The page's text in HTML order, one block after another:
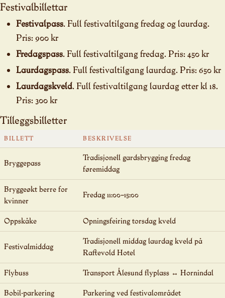
Festivalbillettar
Festivalpass. Full festivaltilgang fredag og laurdag.
Pris: 900 kr
Fredagspass. Full festivaltilgang fredag. Pris: 450 kr
Laurdagspass. Full festivaltilgang laurdag. Pris: 650 kr
Laurdagskveld. Full festivaltilgang laurdag etter kl 18.
Pris: 300 kr
Tilleggsbilletter
BILLETT BESKRIVELSE
Bryggepass
Tradisjonell gardsbrygging fredag
føremiddag
Bryggeøkt berre for
kvinner
Fredag 11:00–15:00
Oppskåke Opningsfeiring torsdag kveld
Festivalmiddag
Tradisjonell middag laurdag kveld på
Raftevold Hotel
Flybuss Transport Ålesund flyplass ↔ Hornindal
Bobil-parkering Parkering ved festivalområdet